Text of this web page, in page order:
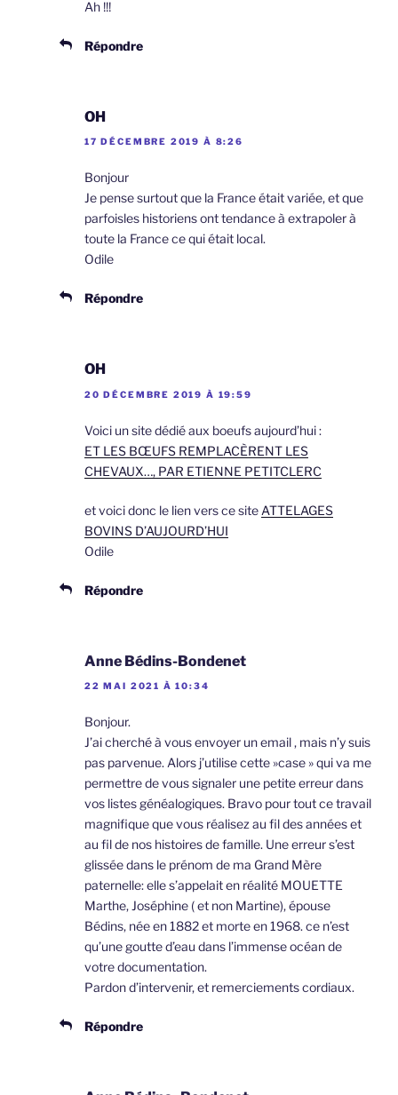
Ah !!!
Répondre
OH
17 DÉCEMBRE 2019 À 8:26
Bonjour
Je pense surtout que la France était variée, et que
parfoisles historiens ont tendance à extrapoler à
toute la France ce qui était local.
Odile
Répondre
OH
20 DÉCEMBRE 2019 À 19:59
Voici un site dédié aux boeufs aujourd’hui :
ET LES BŒUFS REMPLACÈRENT LES
CHEVAUX…, PAR ETIENNE PETITCLERC
et voici donc le lien vers ce site ATTELAGES
BOVINS D’AUJOURD’HUI
Odile
Répondre
Anne Bédins-Bondenet
22 MAI 2021 À 10:34
Bonjour.
J’ai cherché à vous envoyer un email , mais n’y suis
pas parvenue. Alors j’utilise cette »case » qui va me
permettre de vous signaler une petite erreur dans
vos listes généalogiques. Bravo pour tout ce travail
magnifique que vous réalisez au fil des années et
au fil de nos histoires de famille. Une erreur s’est
glissée dans le prénom de ma Grand Mère
paternelle: elle s’appelait en réalité MOUETTE
Marthe, Joséphine ( et non Martine), épouse
Bédins, née en 1882 et morte en 1968. ce n’est
qu’une goutte d’eau dans l’immense océan de
votre documentation.
Pardon d’intervenir, et remerciements cordiaux.
Répondre